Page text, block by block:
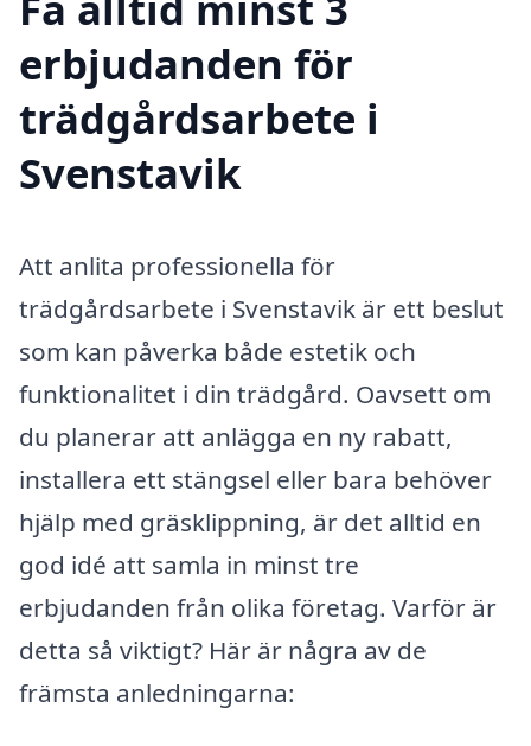
erbjudanden för
trädgårdsarbete i
Svenstavik
Att anlita professionella för
trädgårdsarbete i Svenstavik är ett beslut
som kan påverka både estetik och
funktionalitet i din trädgård. Oavsett om
du planerar att anlägga en ny rabatt,
installera ett stängsel eller bara behöver
hjälp med gräsklippning, är det alltid en
god idé att samla in minst tre
erbjudanden från olika företag. Varför är
detta så viktigt? Här är några av de
främsta anledningarna: